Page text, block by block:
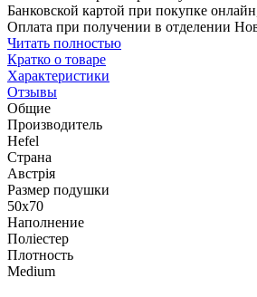
Банковской картой при покупке
Оплата при получении в отделении
Читать полностью
Кратко о товаре
Характеристики
Отзывы
Общие
Производитель
Hefel
Страна
Австрія
Размер подушки
50х70
Наполнение
Поліестер
Плотность
Medium